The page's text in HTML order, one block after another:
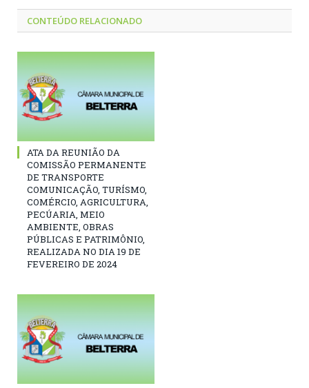
CONTEÚDO RELACIONADO
ATA DA REUNIÃO DA
COMISSÃO PERMANENTE
DE TRANSPORTE
COMUNICAÇÃO, TURÍSMO,
COMÉRCIO, AGRICULTURA,
PECÚARIA, MEIO
AMBIENTE, OBRAS
PÚBLICAS E PATRIMÔNIO,
REALIZADA NO DIA 19 DE
FEVEREIRO DE 2024